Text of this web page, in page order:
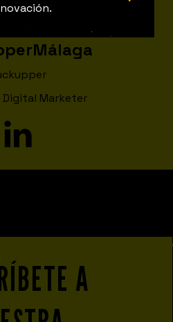
Alcedo
Málaga
Digital Marketer
A